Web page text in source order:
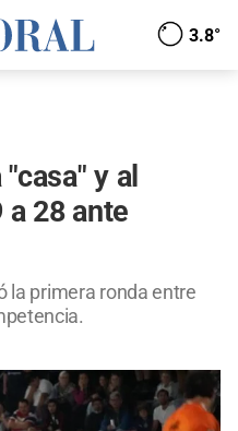
3.8°
y al
28 ante
la primera ronda entre